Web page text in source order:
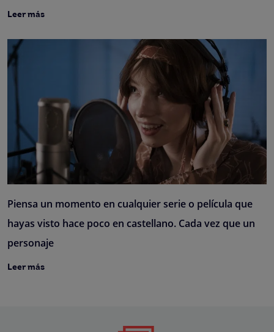
Leer más
Piensa un momento en cualquier serie o película que
hayas visto hace poco en castellano. Cada vez que un
personaje
Leer más